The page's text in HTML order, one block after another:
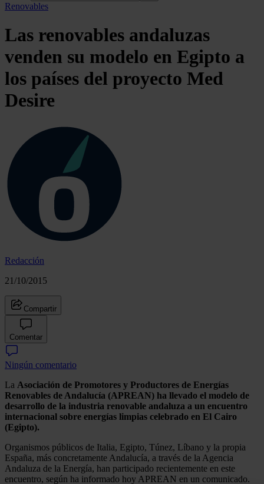
Renovables
Las renovables andaluzas
venden su modelo en Egipto a
los países del proyecto Med
Desire
Redacción
21/10/2015
Compartir
Comentar
Ningún comentario
La Asociación de Promotores y Productores de Energías
Renovables de Andalucía (APREAN) ha llevado el modelo de
desarrollo de la industria renovable andaluza a un encuentro
internacional sobre energías limpias celebrado en El Cairo
(Egipto).
Organismos públicos de Italia, Egipto, Túnez, Líbano y la propia
España, más concretamente Andalucía, a través de la Agencia
Andaluza de la Energía, han participado recientemente en este
encuentro, según ha informado hoy APREAN en un comunicado.